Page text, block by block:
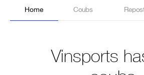
Home Coubs
Vinsports